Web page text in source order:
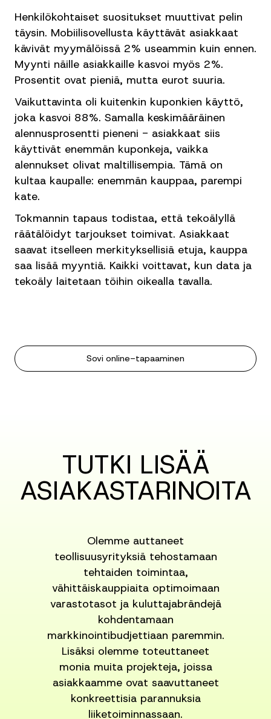
Henkilökohtaiset suositukset muuttivat pelin
täysin. Mobiilisovellusta käyttävät asiakkaat
kävivät myymälöissä 2% useammin kuin ennen.
Myynti näille asiakkaille kasvoi myös 2%.
Prosentit ovat pieniä, mutta eurot suuria.
Vaikuttavinta oli kuitenkin kuponkien käyttö,
joka kasvoi 88%. Samalla keskimääräinen
alennusprosentti pieneni - asiakkaat siis
käyttivät enemmän kuponkeja, vaikka
alennukset olivat maltillisempia. Tämä on
kultaa kaupalle: enemmän kauppaa, parempi
kate.
Tokmannin tapaus todistaa, että tekoälyllä
räätälöidyt tarjoukset toimivat. Asiakkaat
saavat itselleen merkityksellisiä etuja, kauppa
saa lisää myyntiä. Kaikki voittavat, kun data ja
tekoäly laitetaan töihin oikealla tavalla.
Sovi online-tapaaminen
TUTKI LISÄÄ
ASIAKASTARINOITA
Olemme auttaneet
teollisuusyrityksiä tehostamaan
tehtaiden toimintaa,
vähittäiskauppiaita optimoimaan
varastotasot ja kuluttajabrändejä
kohdentamaan
markkinointibudjettiaan paremmin.
Lisäksi olemme toteuttaneet
monia muita projekteja, joissa
asiakkaamme ovat saavuttaneet
konkreettisia parannuksia
liiketoiminnassaan.